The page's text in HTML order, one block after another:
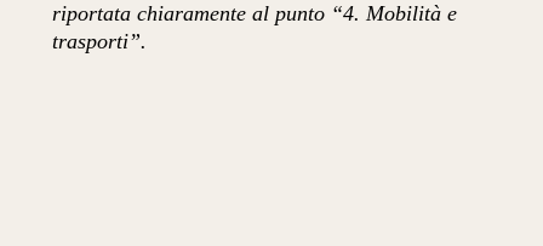
riportata chiaramente al punto “4. Mobilità e
trasporti”.